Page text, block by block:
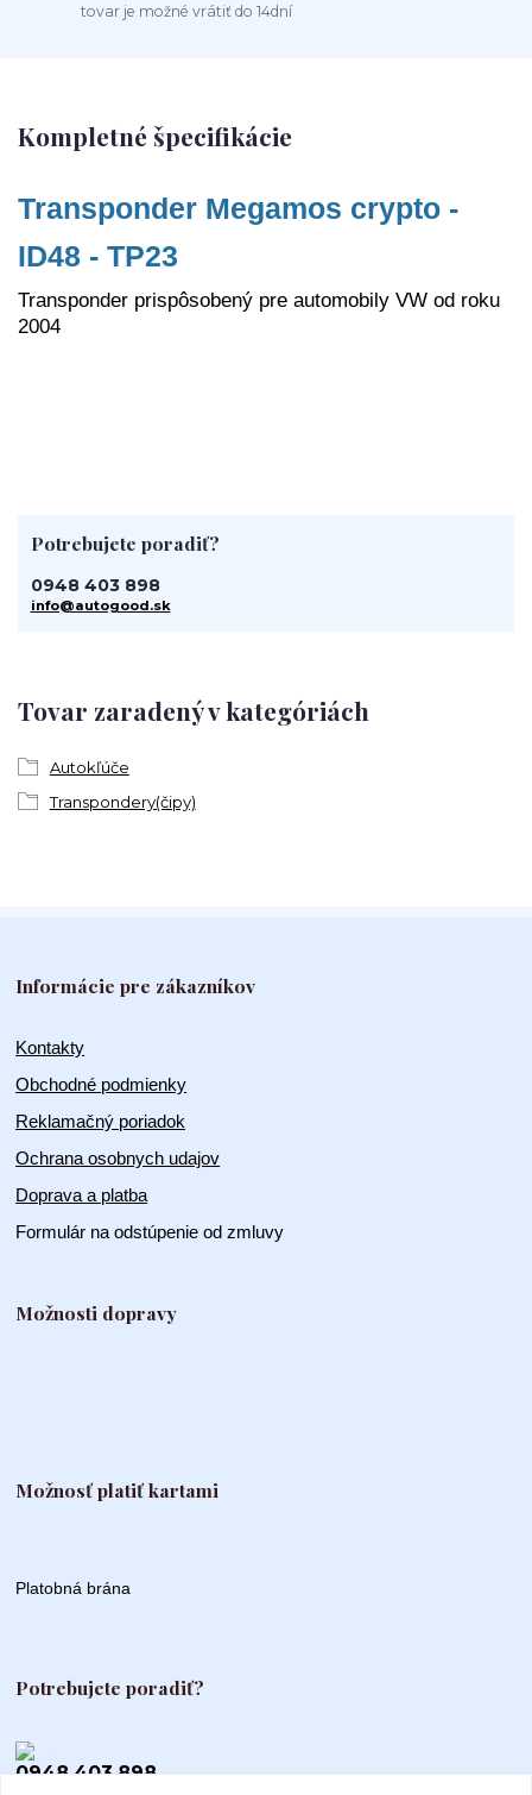
tovar je možné vrátiť do 14dní
Kompletné špecifikácie
Transponder Megamos crypto -
ID48 - TP23
Transponder prispôsobený pre automobily VW od roku
2004
Tovar zaradený v kategóriách
Autokľúče
Transpondery(čipy)
Potrebujete poradiť?
0948 403 898
info@autogood.sk
Informácie pre zákazníkov
Kontakty
Obchodné podmienky
Reklamačný poriadok
Ochrana osobnych udajov
Doprava a platba
Formulár na odstúpenie od zmluvy
Možnosti dopravy
Možnosť platiť kartami
Platobná brána
Potrebujete poradiť?
0948 403 898